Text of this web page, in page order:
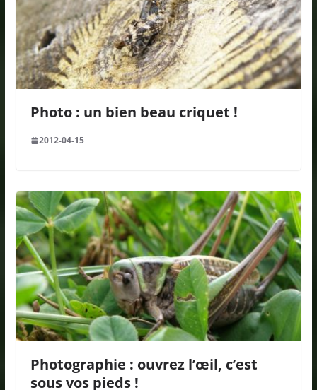
Photo : un bien beau criquet !
2012-04-15
Photographie : ouvrez l’œil, c’est
sous vos pieds !